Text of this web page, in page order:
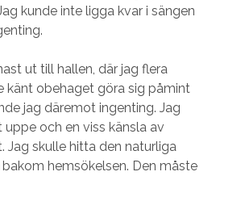
kunde inte ligga kvar i sängen
ut till hallen, där jag flera
känt obehaget göra sig påmint
jag däremot ingenting. Jag
och en viss känsla av
Jag skulle hitta den naturliga
hemsökelsen. Den måste